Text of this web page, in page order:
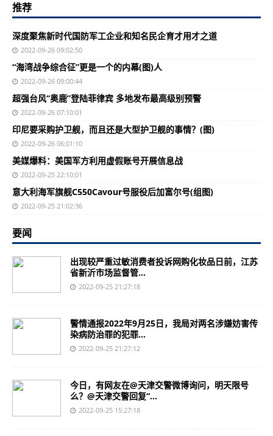
推荐
深度聚焦新时代国防军工企业和知名民企育才用才之道
2022-09-26 09:02:50
“海湾战争综合征”更是一个的内幕(图)人
2022-09-26 09:00:44
超强台风“奥鹿”登陆菲律宾 多地发布最高级别预警
2022-09-26 07:10:01
印尼要采购护卫舰，而且还是大型护卫舰的事情？(图)
2022-09-26 06:01:10
美媒爆料：美国军方利用虚假账号开展信息战
2022-09-25 22:10:01
意大利海军旗舰C550Cavour号服役后加富尔号(组图)
2022-09-25 21:02:36
要闻
出现较严重过敏消费者投诉网购化妆品日前，江苏
省新沂市场监督管...
2022-09-25 21:27:18
警情通报2022年9月25日，我局对两名涉嫌妨害传
染病防治罪的犯罪...
2022-09-25 21:27:12
今日，有网友在@天津交警微博询问，明天限号
么？@天津交警回复“...
2022-09-25 15:27:18